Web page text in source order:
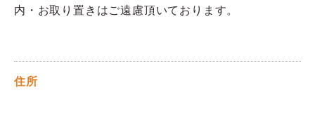
企業情報
Q&A
内・お取り置きはご遠慮頂いております。
住所